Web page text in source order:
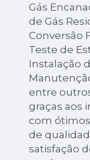
Gás
de Gás
Conversão
Teste de
Instalação
entre
graças aos
com
de
satisfação